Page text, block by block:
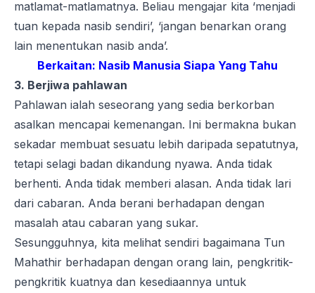
matlamat-matlamatnya. Beliau mengajar kita ‘menjadi
tuan kepada nasib sendiri’, ‘jangan benarkan orang
lain menentukan nasib anda’.
Berkaitan: Nasib Manusia Siapa Yang Tahu
3. Berjiwa pahlawan
Pahlawan ialah seseorang yang sedia berkorban
asalkan mencapai kemenangan. Ini bermakna bukan
sekadar membuat sesuatu lebih daripada sepatutnya,
tetapi selagi badan dikandung nyawa. Anda tidak
berhenti. Anda tidak memberi alasan. Anda tidak lari
dari cabaran. Anda berani berhadapan dengan
masalah atau cabaran yang sukar.
Sesungguhnya, kita melihat sendiri bagaimana Tun
Mahathir berhadapan dengan orang lain, pengkritik-
pengkritik kuatnya dan kesediaannya untuk